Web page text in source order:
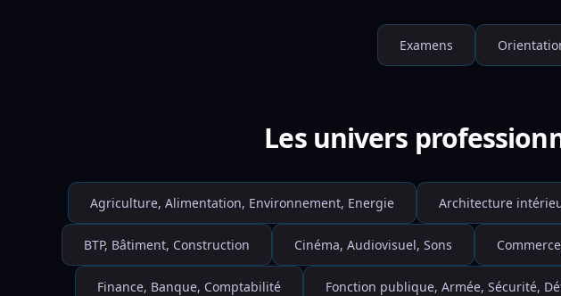
Examens
Les univers
Agriculture, Alimentation, Environnement, Energie Architecture
BTP, Bâtiment, Construction Cinéma, Audiovisuel, Sons
Finance, Banque, Comptabilité Fonction publique, Armée, Sécurité,